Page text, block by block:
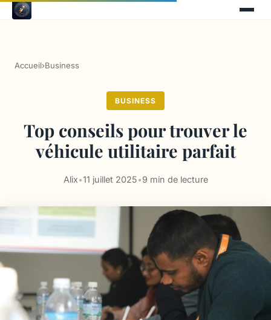
Accueil›Business
BUSINESS
Top conseils pour trouver le
véhicule utilitaire parfait
Alix•11 juillet 2025•9 min de lecture